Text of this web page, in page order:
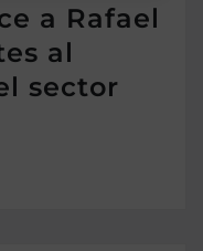
a Rafael
al
sector